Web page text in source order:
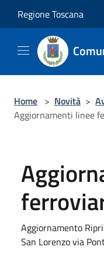
Regione Toscana
Home > Novità >
Aggiornamenti linee
Aggiornamento
San Lorenzo via